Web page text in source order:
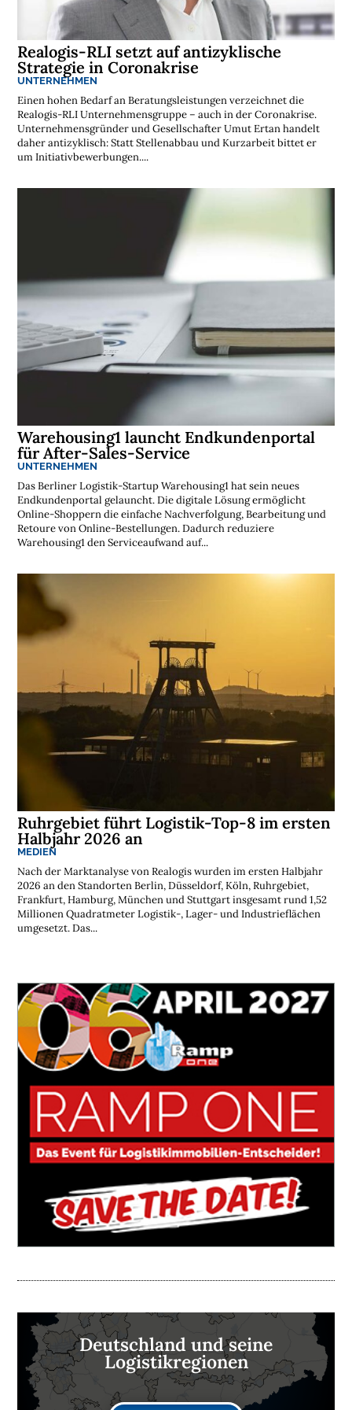
t
e
l
e
N
w
s
l
e
t
t
e
e
n
Realogis-RLI setzt auf antizyklische
Strategie in Coronakrise
UNTERNEHMEN
Einen hohen Bedarf an Beratungsleistungen verzeichnet die
Realogis-RLI Unternehmensgruppe – auch in der Coronakrise.
Unternehmensgründer und Gesellschafter Umut Ertan handelt
daher antizyklisch: Statt Stellenabbau und Kurzarbeit bittet er
um Initiativbewerbungen....
Warehousing1 launcht Endkundenportal
für After-Sales-Service
UNTERNEHMEN
Das Berliner Logistik-Startup Warehousing1 hat sein neues
Endkundenportal gelauncht. Die digitale Lösung ermöglicht
Online-Shoppern die einfache Nachverfolgung, Bearbeitung und
Retoure von Online-Bestellungen. Dadurch reduziere
Warehousing1 den Serviceaufwand auf...
Ruhrgebiet führt Logistik-Top-8 im ersten
Halbjahr 2026 an
MEDIEN
Nach der Marktanalyse von Realogis wurden im ersten Halbjahr
2026 an den Standorten Berlin, Düsseldorf, Köln, Ruhrgebiet,
Frankfurt, Hamburg, München und Stuttgart insgesamt rund 1,52
Millionen Quadratmeter Logistik-, Lager- und Industrieflächen
umgesetzt. Das...
Deutschland und seine
Logistikregionen